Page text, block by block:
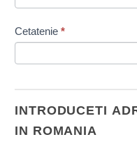
Cetatenie *
INTRODUCETI
IN ROMANIA